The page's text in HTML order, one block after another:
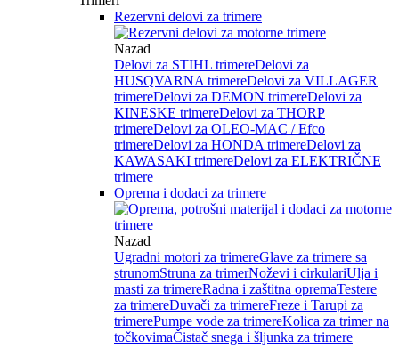
Rezervni delovi za trimere
Nazad
Delovi za STIHL trimereDelovi za
HUSQVARNA trimereDelovi za VILLAGER
trimereDelovi za DEMON trimereDelovi za
KINESKE trimereDelovi za THORP
trimereDelovi za OLEO-MAC / Efco
trimereDelovi za HONDA trimereDelovi za
KAWASAKI trimereDelovi za ELEKTRIČNE
trimere
Oprema i dodaci za trimere
Nazad
Ugradni motori za trimereGlave za trimere sa
strunomStruna za trimerNoževi i cirkulariUlja i
masti za trimereRadna i zaštitna opremaTestere
za trimereDuvači za trimereFreze i Tarupi za
trimerePumpe vode za trimereKolica za trimer na
točkovimaČistač snega i šljunka za trimere